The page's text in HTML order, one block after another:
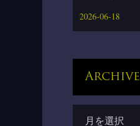
2026-06-18
Archive